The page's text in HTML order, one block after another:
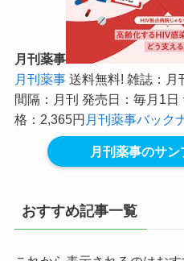
月刊薬事
月刊薬事送料無料! 雑誌：月
間隔：月刊 発売日：毎月1
格：2,365円 月刊薬事バック
月刊薬事のサ
おすすめ記事一覧